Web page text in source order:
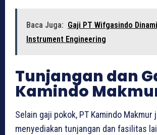
Baca Juga: Gaji PT Wifgasindo
Instrument Engineering
Tunjangan dan
Kamindo
Selain gaji pokok, PT Kamindo Makmur
menyediakan tunjangan dan fasilitas